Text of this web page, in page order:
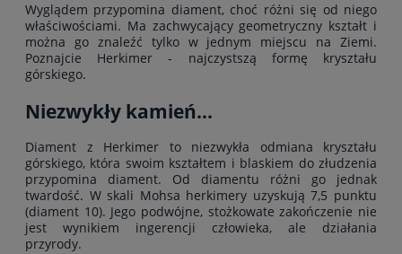
Wyglądem przypomina diament, choć różni się od niego
właściwościami. Ma zachwycający geometryczny kształt i
można go znaleźć tylko w jednym miejscu na Ziemi.
Poznajcie Herkimer - najczystszą formę kryształu
górskiego.
Niezwykły kamień...
Diament z Herkimer to niezwykła odmiana kryształu
górskiego, która swoim kształtem i blaskiem do złudzenia
przypomina diament. Od diamentu różni go jednak
twardość. W skali Mohsa herkimery uzyskują 7,5 punktu
(diament 10). Jego podwójne, stożkowate zakończenie nie
jest wynikiem ingerencji człowieka, ale działania
przyrody.